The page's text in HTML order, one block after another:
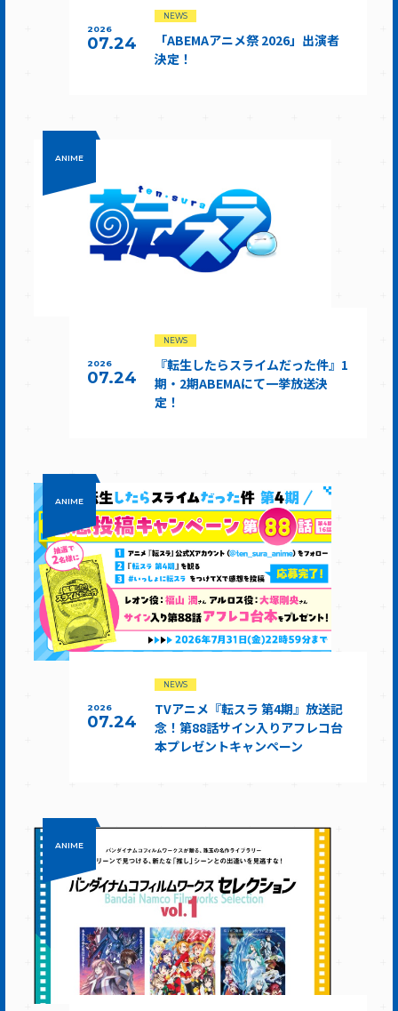
2026
07.24
NEWS
「ABEMAアニメ祭 2026」出演者
決定！
ANIME
2026
07.24
NEWS
『転生したらスライムだった件』1
期・2期ABEMAにて一挙放送決
定！
ANIME
2026
07.24
NEWS
TVアニメ『転スラ 第4期』放送記
念！第88話サイン入りアフレコ台
本プレゼントキャンペーン
ANIME